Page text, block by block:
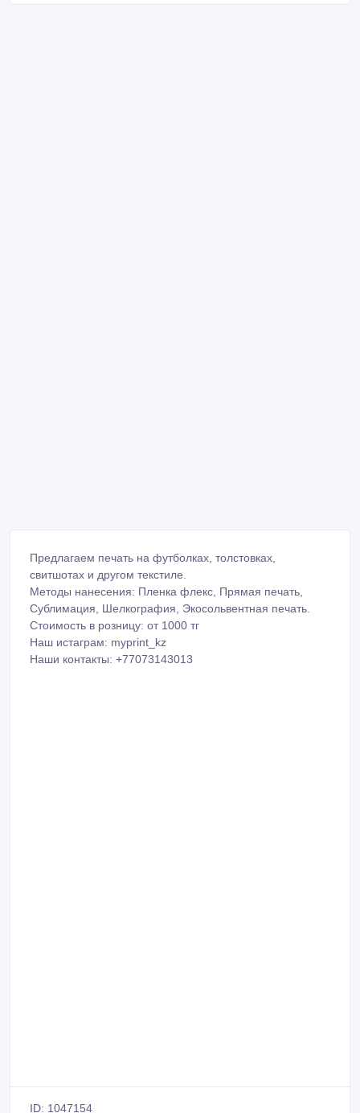
Предлагаем печать на футболках, толстовках,
свитшотах и другом текстиле.
Методы нанесения: Пленка флекс, Прямая печать,
Сублимация, Шелкография, Экосольвентная печать.
Стоимость в розницу: от 1000 тг
Наш истаграм: myprint_kz
Наши контакты: +77073143013
ID: 1047154